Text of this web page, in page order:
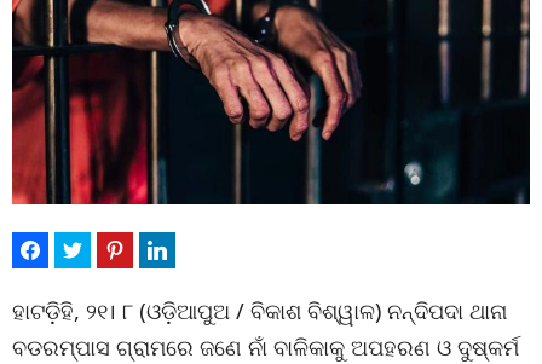
ହାଟଡ଼ିହି, ୨୧। ୮ (ଓଡ଼ିଆପୁଅ / ବିକାଶ ବିଶ୍ୱାଳ) ନନ୍ଦିପଦା ଥାନା
ବଡରମ୍ପାସ ଗ୍ରାମରେ ଜଣେ ନାଁ ବାଳିକାକୁ ଅପହରଣ ଓ ଦୁଷ୍କର୍ମ